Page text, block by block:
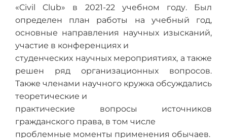
«Civil Club» в 2021-22 учебном году. Был
определен план работы на учебный год,
основные направления научных изысканий,
участие в конференциях и
студенческих научных мероприятиях, а также
решен ряд организационных вопросов.
Также членами научного кружка обсуждались
теоретические и
практические вопросы источников
гражданского права, в том числе
проблемные моменты применения обычаев.